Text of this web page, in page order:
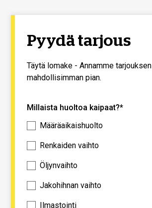
Pyydä tarjous
Täytä lomake - Annamme tarjouksen
mahdollisimman pian.
Millaista huoltoa kaipaat?*
Määräaikaishuolto
Renkaiden vaihto
Öljynvaihto
Jakohihnan vaihto
Ilmastointi